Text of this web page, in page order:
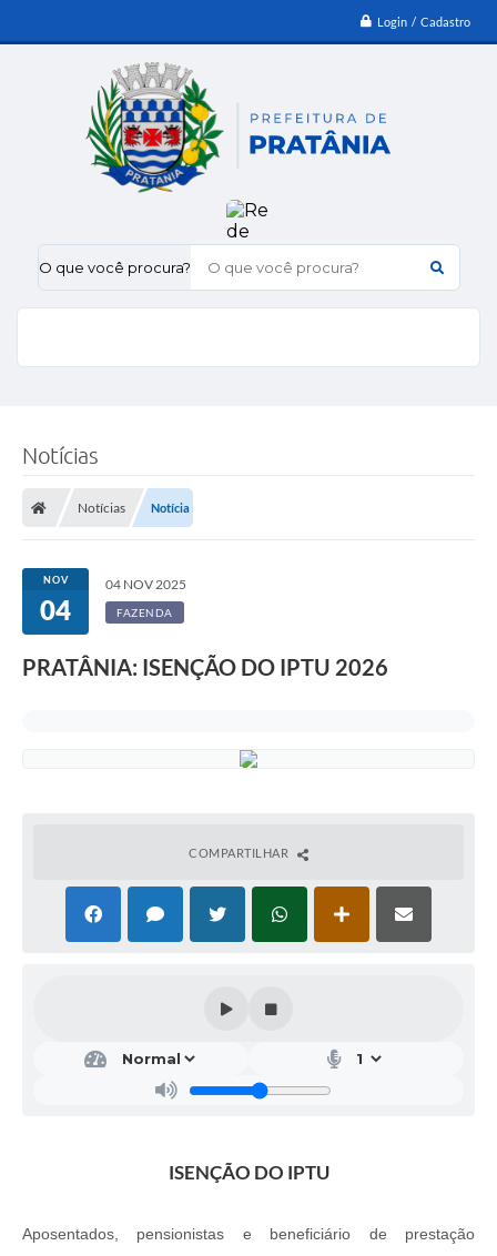
Login / Cadastro
O que você procura?
Notícias
Notícias Notícia
NOV
04
04 NOV 2025
FAZENDA
PRATÂNIA: ISENÇÃO DO IPTU 2026
COMPARTILHAR
ISENÇÃO DO IPTU
Aposentados, pensionistas e beneficiário de prestação